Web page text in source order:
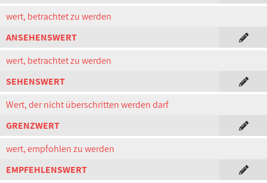
wert, betrachtet zu werden
ANSEHENSWERT
wert, betrachtet zu werden
SEHENSWERT
Wert, der nicht überschritten werden darf
GRENZWERT
wert, empfohlen zu werden
EMPFEHLENSWERT